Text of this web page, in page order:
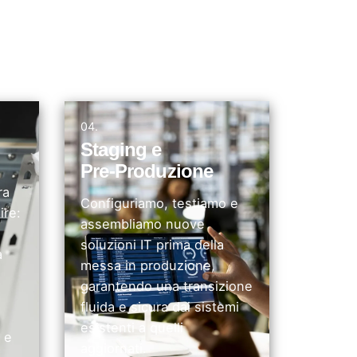
e
04.
Staging e
Pre-Produzione
Configuriamo, testiamo e
assembliamo nuove
soluzioni IT prima della
messa in produzione,
garantendo una transizione
fluida e sicura dai sistemi
esistenti a quelli